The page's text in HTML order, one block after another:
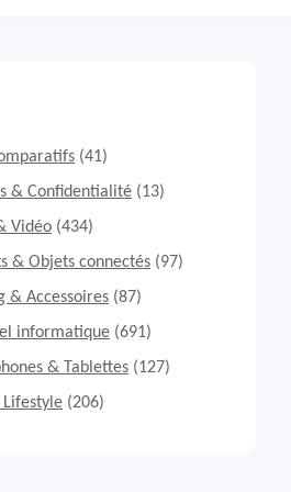
(41)
& Confidentialité (13)
Vidéo (434)
& Objets connectés (97)
& Accessoires (87)
informatique (691)
& Tablettes (127)
Lifestyle (206)